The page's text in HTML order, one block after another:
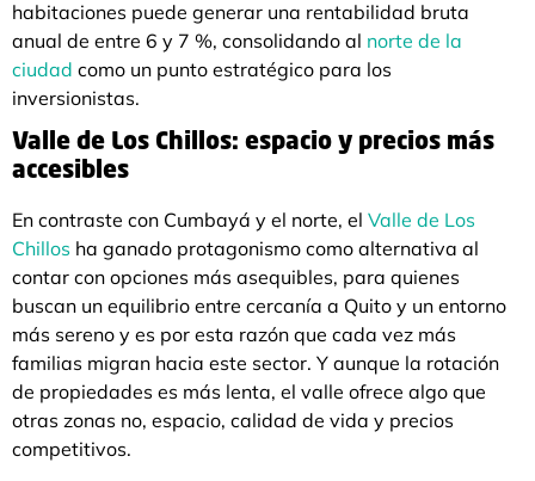
habitaciones puede generar una rentabilidad bruta
anual de entre 6 y 7 %, consolidando al norte de la
ciudad como un punto estratégico para los
inversionistas.
Valle de Los Chillos: espacio y precios más
accesibles
En contraste con Cumbayá y el norte, el Valle de Los
Chillos ha ganado protagonismo como alternativa al
contar con opciones más asequibles, para quienes
buscan un equilibrio entre cercanía a Quito y un entorno
más sereno y es por esta razón que cada vez más
familias migran hacia este sector. Y aunque la rotación
de propiedades es más lenta, el valle ofrece algo que
otras zonas no, espacio, calidad de vida y precios
competitivos.